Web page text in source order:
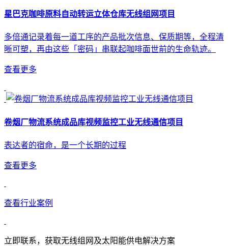
星巴克咖啡原料自动转运立体仓库无线组网项目
多倍通记录着每一道工序的产品批次信息、保质期等，全程清
晰可塑，再由这些「密码」串联起咖啡面世前的生命轨迹。
查看更多
卷烟厂物流系统成品库视频监控工业无线通信项目
表达者的宿命，是一个长期的过程
查看更多
查看行业案例
立即联系，获取无线组网及太阳能供电解决方案